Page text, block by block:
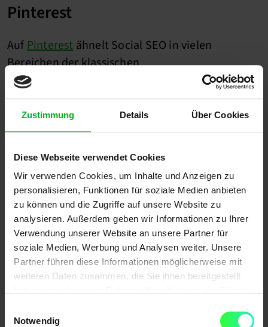
Zustimmung Details Über Cookies
Diese Webseite verwendet Cookies
Wir verwenden Cookies, um Inhalte und Anzeigen zu
personalisieren, Funktionen für soziale Medien anbieten
zu können und die Zugriffe auf unsere Website zu
analysieren. Außerdem geben wir Informationen zu Ihrer
Verwendung unserer Website an unsere Partner für
soziale Medien, Werbung und Analysen weiter. Unsere
Partner führen diese Informationen möglicherweise mit
weiteren Daten zusammen, die Sie ihnen bereitgestellt
Notwendig
Pinterest
AufPinterestähnelt Social SEO in vielen
Bereichen der klassischen
Suchmaschinenoptimierung. Nutzer suchen aktiv
nach Inspiration, Ideen oder konkreten
Lösungen, weshalb Keywords, Beschreibungen
und visueller Content eine zentrale Rolle spielen.
Vordergrund als das klassische Feed-
Engagement.
X (ehemals Twitter)
AufXist Social SEO starkechtzeit- und
trendgetrieben. Inhalte verbreiten sich vor allem
über aktuelle Themen, Hashtags und
um Meinungen, Entwicklungen oder Trends in